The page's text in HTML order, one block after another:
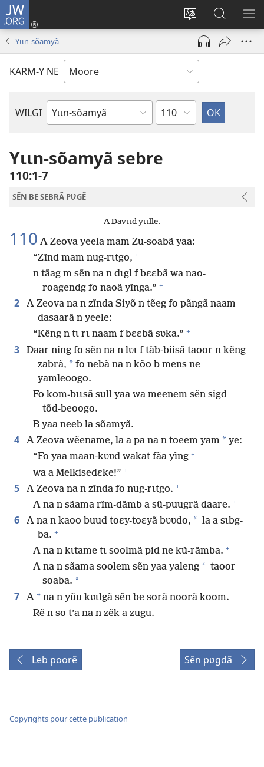
JW.ORG
Toeem-
buud-
gomdã
Pak-
(ouvre
une
Bao-
y
bũmb
Y
Yɩɩn-sõamyã
KARM-Y NE
WILGI
Livre
Bible
Sak
Yɩɩn-sõamyã sebre
110:1-7
SẼN BE SEBRÃ PƲGẼ
A Davɩɩd yɩɩlle.
110 A Zeova yeela mam Zu-soabã yaa:
“Zĩnd mam nug-rɩtgo, +
n tãag m sẽn na n dɩgl f bɛɛbã wa nao-
roagendg fo naoã yĩnga.” +
2
A Zeova na n zĩnda Siyõ n tẽeg fo pãngã naam
dasaarã n yeele:
“Kẽng n tɩ rɩ naam f bɛɛbã sʋka.” +
3
Daar ning fo sẽn na n lʋɩ f tãb-biisã taoor n kẽng
zabrã, * fo nebã na n kõo b mens ne
yamleoogo.
Fo kom-bɩɩsã sull yaa wa meenem sẽn sigd
tõd-beoogo.
B yaa neeb la sõamyã.
4 A Zeova wẽename, la a pa na n toeem yam * ye:
“Fo yaa maan-kʋʋd wakat fãa yĩng +
wa a Melkisedɛke!” +
5 A Zeova na n zĩnda fo nug-rɩtgo. +
A na n sãama rĩm-dãmb a sũ-puugrã daare. +
6 A na n kaoo buud toɛy-toɛyã bʋʋdo, * la a sɩbg-
ba. +
A na n kɩtame tɩ soolmã pid ne kũ-rãmba. +
A na n sãama soolem sẽn yaa yaleng * taoor
soaba. *
7 A * na n yũu kʋɩlgã sẽn be sorã noorã koom.
Rẽ n so t’a na n zẽk a zugu.
Leb poorẽ Sẽn pʋgdã
Copyrights pour cette publication